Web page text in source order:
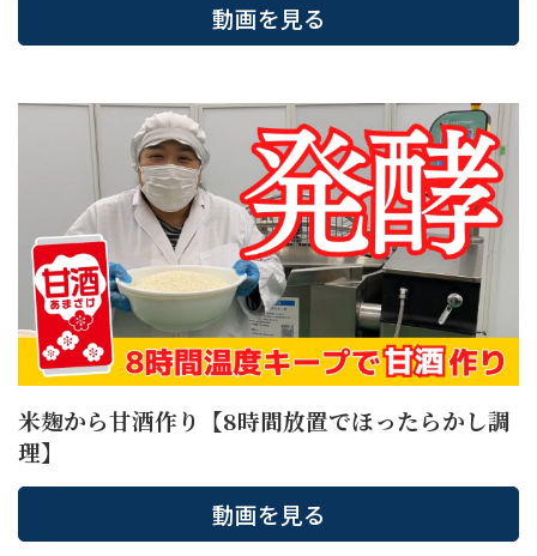
動画を見る
米麹から甘酒作り【8時間放置でほったらかし調
理】
動画を見る